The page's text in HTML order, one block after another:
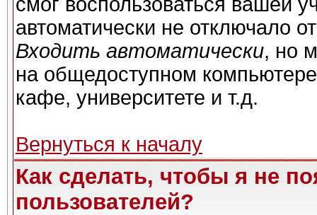
автоматически не отключало
Входить автоматически, но
на общедоступном
кафе, университете и т.д.
Вернуться к началу
Как сделать, чтобы я не
пользователей?